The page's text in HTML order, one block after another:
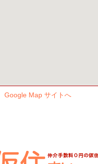
Google Map サイトへ